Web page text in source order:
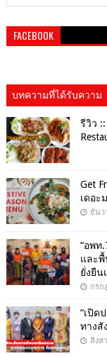
FACEBOOK
บทความที่ได้รับความ
นิยม
รีวิว
Get​
เดอะ
ธันว
“อพท
และพื้
ยั่งยืน
กรก
“เปิด
ทางสั
สิงห